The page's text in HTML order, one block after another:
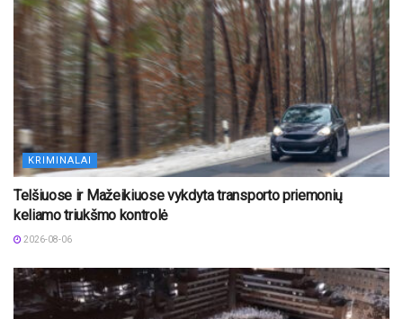
KRIMINALAI
Telšiuose ir Mažeikiuose vykdyta transporto priemonių
keliamo triukšmo kontrolė
2026-08-06